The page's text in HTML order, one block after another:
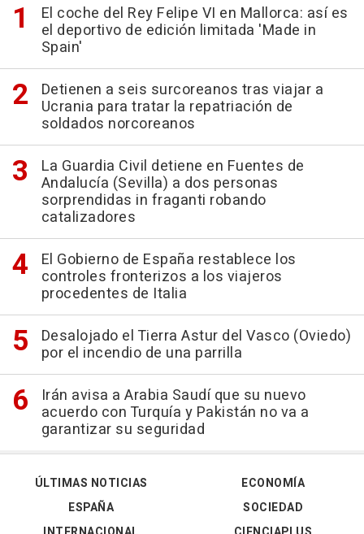
El coche del Rey Felipe VI en Mallorca: así es
el deportivo de edición limitada 'Made in
Spain'
Detienen a seis surcoreanos tras viajar a
Ucrania para tratar la repatriación de
soldados norcoreanos
La Guardia Civil detiene en Fuentes de
Andalucía (Sevilla) a dos personas
sorprendidas in fraganti robando
catalizadores
El Gobierno de España restablece los
controles fronterizos a los viajeros
procedentes de Italia
Desalojado el Tierra Astur del Vasco (Oviedo)
por el incendio de una parrilla
Irán avisa a Arabia Saudí que su nuevo
acuerdo con Turquía y Pakistán no va a
garantizar su seguridad
ÚLTIMAS NOTICIAS
ESPAÑA
ECONOMÍA
SOCIEDAD